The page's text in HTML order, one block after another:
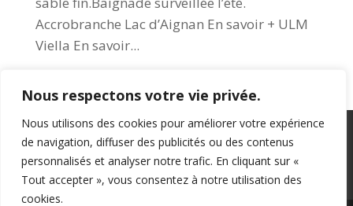
Nous respectons votre vie privée.
Nous utilisons des cookies pour améliorer votre expérience
de navigation, diffuser des publicités ou des contenus
personnalisés et analyser notre trafic. En cliquant sur «
Tout accepter », vous consentez à notre utilisation des
cookies.
Accrobranche Lac d’Aignan En savoir + ULM
Viella En savoir...
« Entrées précédentes Entrées suivantes »
Conditions de séjour
Réservation
Accès Contact
Blog
Mentions légales